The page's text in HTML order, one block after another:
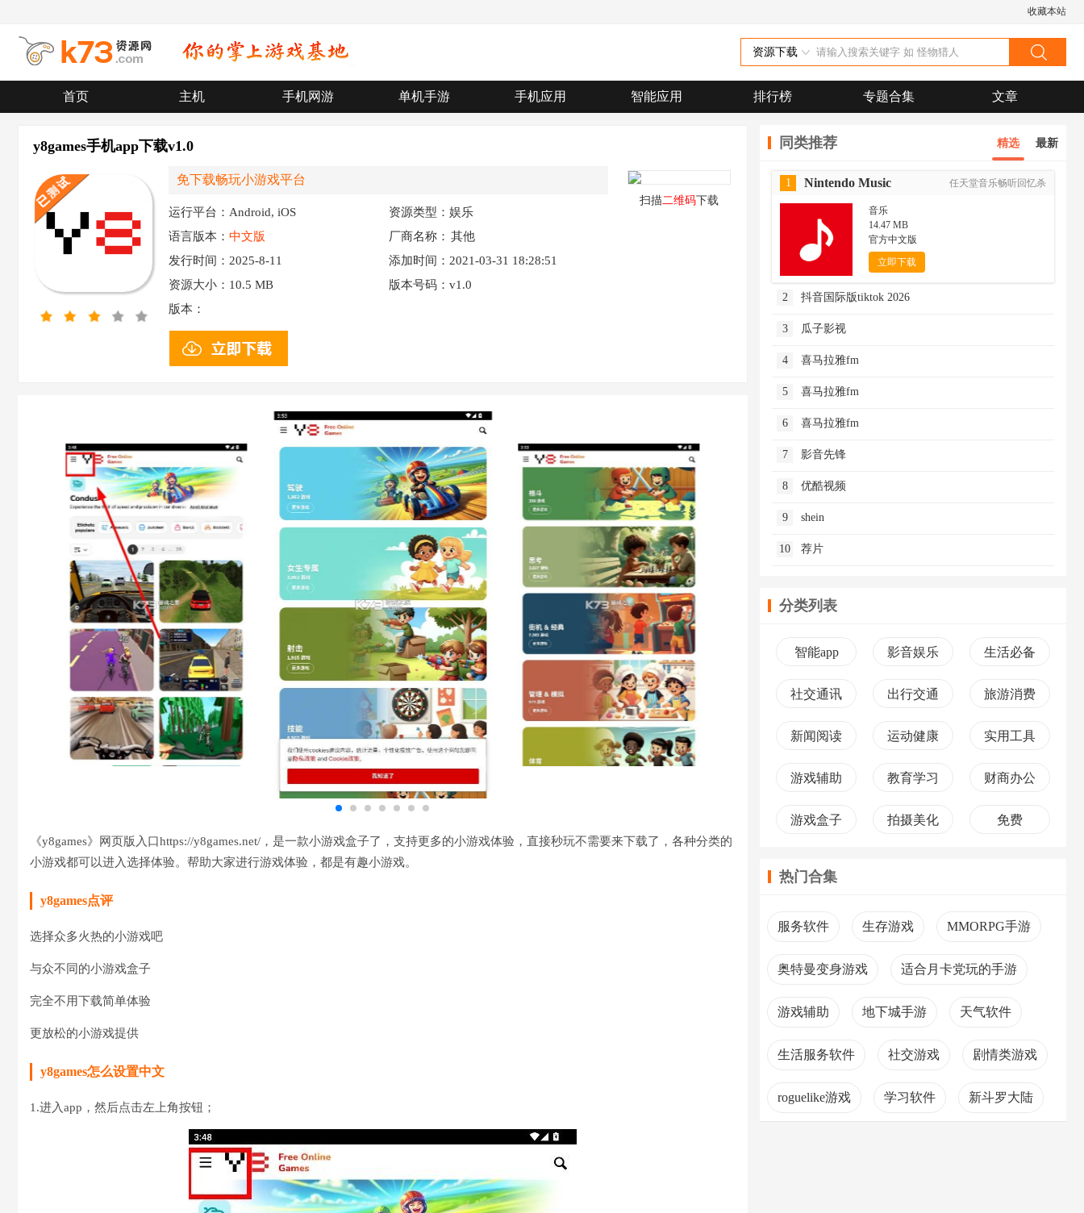
收藏本站
资源下载
首页 主机 手机网游 单机手游 手机应用 智能应用 排行榜 专题合集 文章
y8games手机app下载v1.0
免下载畅玩小游戏平台
运行平台：Android, iOS
资源类型：娱乐
语言版本： 中文版 厂商名称： 其他
发行时间：2025-8-11
添加时间：2021-03-31 18:28:51
资源大小： 10.5 MB
版本号码：v1.0
版本：
扫描二维码下载
《y8games》网页版入口https://y8games.net/，是一款小游戏盒子了，支持更多的小游戏体验，直接秒玩不需要来下载了，各种分类的
小游戏都可以进入选择体验。帮助大家进行游戏体验，都是有趣小游戏。
y8games点评
选择众多火热的小游戏吧
与众不同的小游戏盒子
完全不用下载简单体验
更放松的小游戏提供
y8games怎么设置中文
1.进入app，然后点击左上角按钮；
同类推荐 精选 最新
1 Nintendo Music 任天堂音乐畅听回忆杀
音乐
14.47 MB
官方中文版
立即下载
2 抖音国际版tiktok 2026
3 瓜子影视
4 喜马拉雅fm
5 喜马拉雅fm
6 喜马拉雅fm
7 影音先锋
8 优酷视频
9 shein
10 荐片
分类列表
智能app 影音娱乐 生活必备
社交通讯 出行交通 旅游消费
新闻阅读 运动健康 实用工具
游戏辅助 教育学习 财商办公
游戏盒子 拍摄美化 免费
热门合集
服务软件 生存游戏 MMORPG手游
奥特曼变身游戏 适合月卡党玩的手游
游戏辅助 地下城手游 天气软件
生活服务软件 社交游戏 剧情类游戏
roguelike游戏 学习软件 新斗罗大陆